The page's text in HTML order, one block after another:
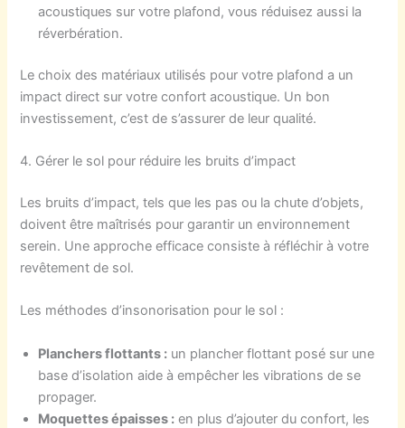
acoustiques sur votre plafond, vous réduisez aussi la
réverbération.
Le choix des matériaux utilisés pour votre plafond a un
impact direct sur votre confort acoustique. Un bon
investissement, c’est de s’assurer de leur qualité.
4. Gérer le sol pour réduire les bruits d’impact
Les bruits d’impact, tels que les pas ou la chute d’objets,
doivent être maîtrisés pour garantir un environnement
serein. Une approche efficace consiste à réfléchir à votre
revêtement de sol.
Les méthodes d’insonorisation pour le sol :
Planchers flottants : un plancher flottant posé sur une
base d’isolation aide à empêcher les vibrations de se
propager.
Moquettes épaisses : en plus d’ajouter du confort, les